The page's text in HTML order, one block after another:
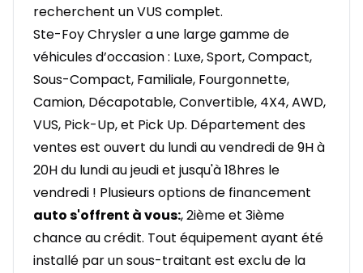
recherchent un VUS complet.
Ste-Foy Chrysler a une large gamme de
véhicules d’occasion : Luxe, Sport, Compact,
Sous-Compact, Familiale, Fourgonnette,
Camion, Décapotable, Convertible, 4X4, AWD,
VUS, Pick-Up, et Pick Up. Département des
ventes est ouvert du lundi au vendredi de 9H à
20H du lundi au jeudi et jusqu'à 18hres le
vendredi ! Plusieurs options de financement
auto s'offrent à vous:, 2ième et 3ième
chance au crédit. Tout équipement ayant été
installé par un sous-traitant est exclu de la